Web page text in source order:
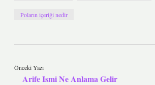
Poların içeriği nedir
Önceki Yazı
Arife Ismi Ne Anlama Gelir